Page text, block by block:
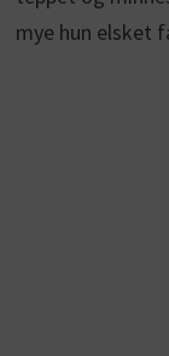
mye hun elsket